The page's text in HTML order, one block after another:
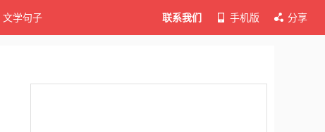
文学句子 联系我们 手机版 分享